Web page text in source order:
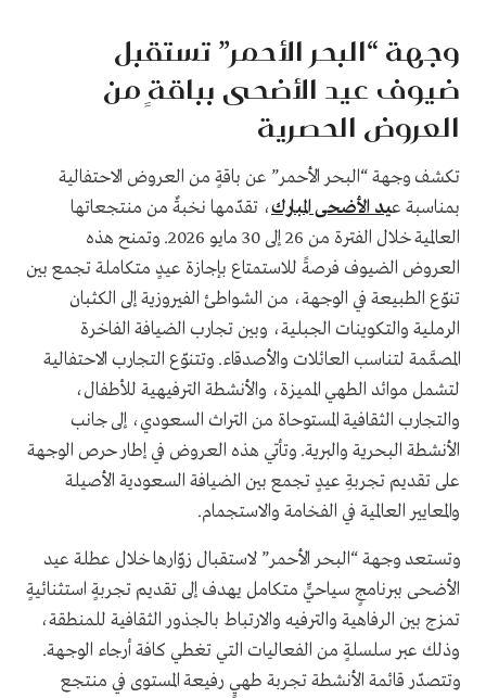
وجهة “البحر الأحمر” تستقبل
ضيوف عيد الأضحى بباقةٍ من
العروض الحصرية
تكشف وجهة “البحر الأحمر” عن باقةٍ من العروض الاحتفالية
بمناسبة عيد الأضحى المبارك، تقدّمها نخبةٌ من منتجعاتها
العالمية خلال الفترة من 26 إلى 30 مايو 2026. وتمنح هذه
العروض الضيوف فرصةً للاستمتاع بإجازة عيدٍ متكاملة تجمع بين
تنوّع الطبيعة في الوجهة، من الشواطئ الفيروزية إلى الكثبان
الرملية والتكوينات الجبلية، وبين تجارب الضيافة الفاخرة
المصمَّمة لتناسب العائلات والأصدقاء. وتتنوّع التجارب الاحتفالية
لتشمل موائد الطهي المميزة، والأنشطة الترفيهية للأطفال،
والتجارب الثقافية المستوحاة من التراث السعودي، إلى جانب
الأنشطة البحرية والبرية. وتأتي هذه العروض في إطار حرص الوجهة
على تقديم تجربةِ عيدٍ تجمع بين الضيافة السعودية الأصيلة
والمعايير العالمية في الفخامة والاستجمام.
وتستعد وجهة “البحر الأحمر” لاستقبال زوّارها خلال عطلة عيد
الأضحى ببرنامجٍ سياحيٍّ متكامل يهدف إلى تقديم تجربةٍ استثنائيةٍ
تمزج بين الرفاهية والترفيه والارتباط بالجذور الثقافية للمنطقة،
وذلك عبر سلسلةٍ من الفعاليات التي تغطي كافة أرجاء الوجهة.
وتتصدّر قائمة الأنشطة تجربة طهيٍ رفيعة المستوى في منتجع